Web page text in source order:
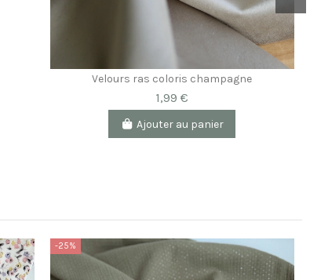
Velours ras coloris champagne
1,99 €
Ajouter au panier
-25%